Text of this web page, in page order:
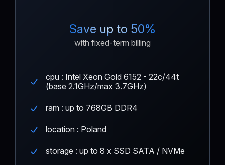
Save up to 50%
with fixed-term billing
cpu : Intel Xeon Gold 6152 - 22c/44t
(base 2.1GHz/max 3.7GHz)
ram : up to 768GB DDR4
location : Poland
storage : up to 8 x SSD SATA / NVMe